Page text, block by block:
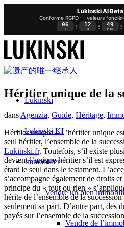
Lukinski AI
Conforme RGPD — valeurs
06
J : 12
H : 49
MIN :
Lukinski
Lukinski KI
Immobilier
Vendre un bien
Vendre de
Héritier unique de la
dans Agenzia, Guide, Héritage,
Héritier unique – L’héritier unique
seul héritier, l’ensemble de la
Lukinski.fr. Toutefois, s’il existe
devient l’unique héritier s’il est
étant le seul dans le testament.
s’accompagne également de droits
principe du « tout ou rien »
hérite de l’ensemble de la
seulement sa part. D’autre part, des
payés sur l’ensemble de la